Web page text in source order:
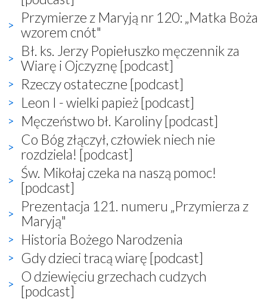
Przymierze z Maryją nr 120: „Matka Boża
wzorem cnót"
Bł. ks. Jerzy Popiełuszko męczennik za
Wiarę i Ojczyznę [podcast]
Rzeczy ostateczne [podcast]
Leon I - wielki papież [podcast]
Męczeństwo bł. Karoliny [podcast]
Co Bóg złączył, człowiek niech nie
rozdziela! [podcast]
Św. Mikołaj czeka na naszą pomoc!
[podcast]
Prezentacja 121. numeru „Przymierza z
Maryją"
Historia Bożego Narodzenia
Gdy dzieci tracą wiarę [podcast]
O dziewięciu grzechach cudzych
[podcast]